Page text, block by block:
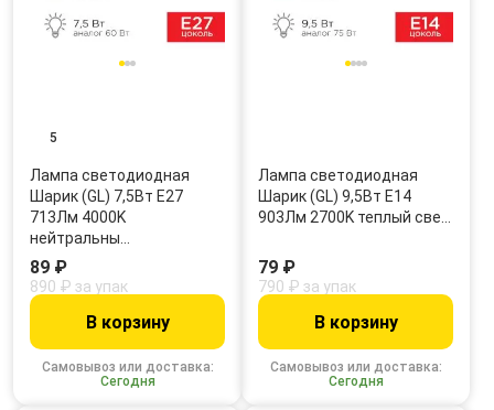
5
Лампа светодиодная
Шарик (GL) 7,5Вт E27
713Лм 4000K
нейтральны…
Самовывоз или доставка:
Сегодня
89 ₽
890 ₽ за упак
В корзину
Лампа светодиодная
Шарик (GL) 9,5Вт E14
903Лм 2700K теплый све…
Самовывоз или доставка:
Сегодня
79 ₽
790 ₽ за упак
В корзину